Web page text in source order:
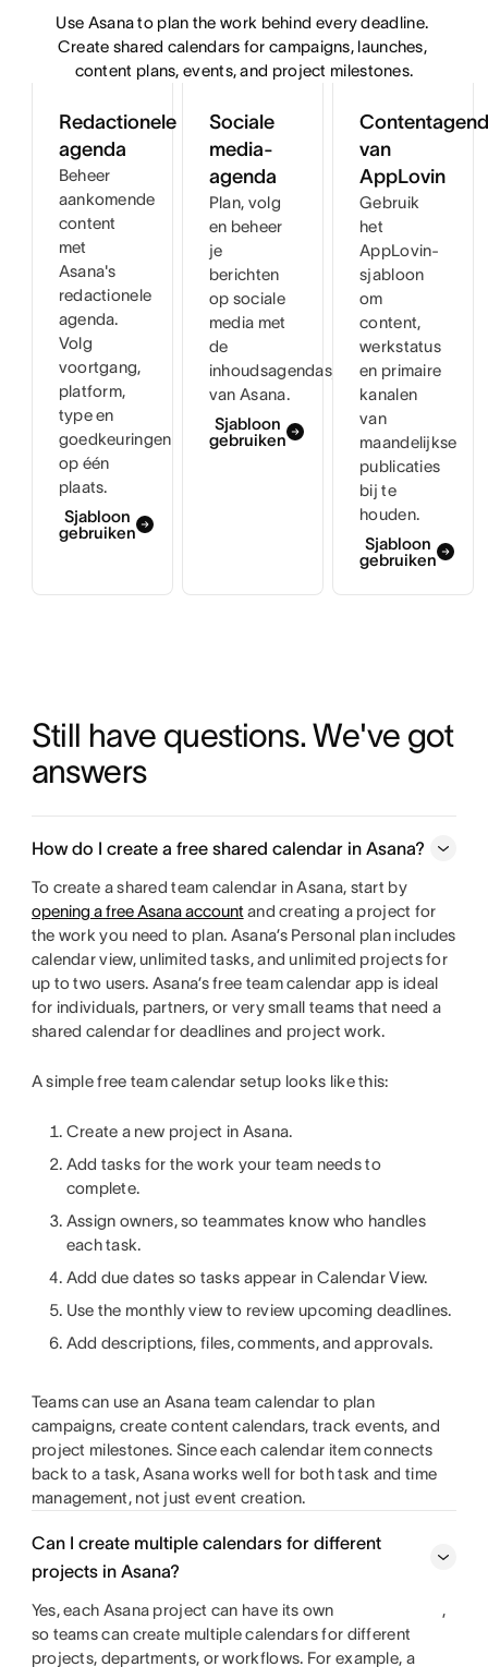
Use Asana to plan the work behind every deadline.
Create shared calendars for campaigns, launches,
content plans, events, and project milestones.
Redactionele
agenda
Beheer
aankomende
content
met
Asana's
redactionele
agenda.
Volg
voortgang,
platform,
type en
goedkeuringen
op één
plaats.
Sjabloon
gebruiken
Sociale
media-
agenda
Plan, volg
en beheer
je
berichten
op sociale
media met
de
inhoudsagendasjabloon
van Asana.
Sjabloon
gebruiken
van
AppLovin
Gebruik
het
AppLovin-
sjabloon
om
content,
werkstatus
en primaire
kanalen
van
maandelijkse
publicaties
bij te
houden.
Sjabloon
gebruiken
Still have questions. We've got
answers
How do I create a free shared calendar in Asana?
To create a shared team calendar in Asana, start by
opening a free Asana account and creating a project for
the work you need to plan. Asana’s Personal plan includes
calendar view, unlimited tasks, and unlimited projects for
up to two users. Asana’s free team calendar app is ideal
for individuals, partners, or very small teams that need a
shared calendar for deadlines and project work.
A simple free team calendar setup looks like this:
Create a new project in Asana.
Add tasks for the work your team needs to
complete.
Assign owners, so teammates know who handles
each task.
Add due dates so tasks appear in Calendar View.
Use the monthly view to review upcoming deadlines.
Add descriptions, files, comments, and approvals.
Teams can use an Asana team calendar to plan
campaigns, create content calendars, track events, and
project milestones. Since each calendar item connects
back to a task, Asana works well for both task and time
management, not just event creation.
Can I create multiple calendars for different
projects in Asana?
Yes, each Asana project can have its own
,
so teams can create multiple calendars for different
projects, departments, or workflows. For example, a